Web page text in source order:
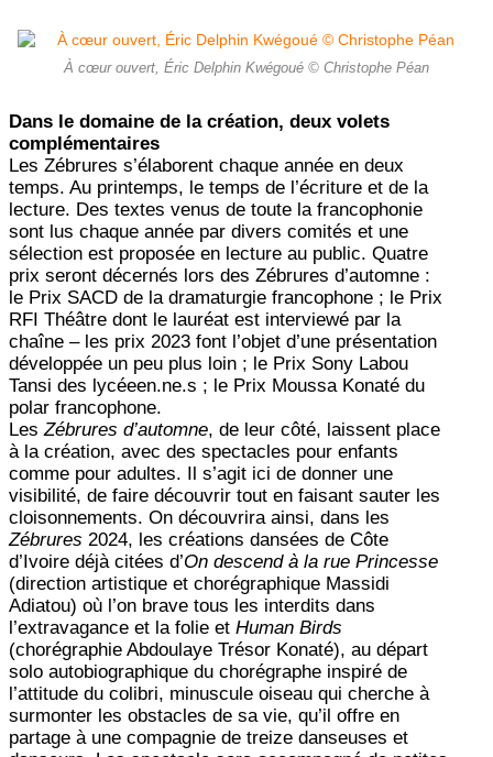
À cœur ouvert, Éric Delphin Kwégoué © Christophe Péan
Dans le domaine de la création, deux volets
complémentaires
Les Zébrures s’élaborent chaque année en deux
temps. Au printemps, le temps de l’écriture et de la
lecture. Des textes venus de toute la francophonie
sont lus chaque année par divers comités et une
sélection est proposée en lecture au public. Quatre
prix seront décernés lors des Zébrures d’automne :
le Prix SACD de la dramaturgie francophone ; le Prix
RFI Théâtre dont le lauréat est interviewé par la
chaîne – les prix 2023 font l’objet d’une présentation
développée un peu plus loin ; le Prix Sony Labou
Tansi des lycéeen.ne.s ; le Prix Moussa Konaté du
polar francophone.
LesZébrures d’automne, de leur côté, laissent place
à la création, avec des spectacles pour enfants
comme pour adultes. Il s’agit ici de donner une
visibilité, de faire découvrir tout en faisant sauter les
cloisonnements. On découvrira ainsi, dans les
Zébrures 2024, les créations dansées de Côte
d’Ivoire déjà citées d’On descend à la rue Princesse
(direction artistique et chorégraphique Massidi
Adiatou) où l’on brave tous les interdits dans
l’extravagance et la folie et Human Birds
(chorégraphie Abdoulaye Trésor Konaté), au départ
solo autobiographique du chorégraphe inspiré de
l’attitude du colibri, minuscule oiseau qui cherche à
surmonter les obstacles de sa vie, qu’il offre en
partage à une compagnie de treize danseuses et